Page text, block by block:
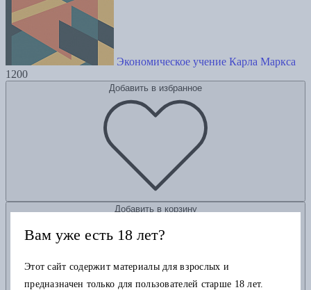
Экономическое учение Карла Маркса
1200
Добавить в избранное
Добавить в корзину
Вам уже есть 18 лет?
Этот сайт содержит материалы для взрослых и
предназначен только для пользователей старше 18 лет.